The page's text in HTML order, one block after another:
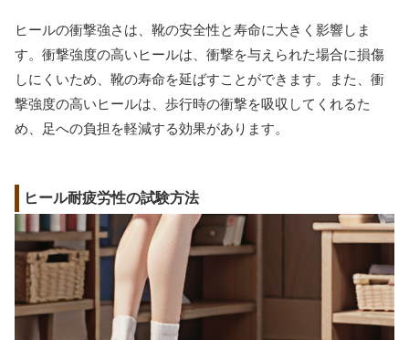
ヒールの衝撃強さは、靴の安全性と寿命に大きく影響しま
す。衝撃強度の高いヒールは、衝撃を与えられた場合に損傷
しにくいため、靴の寿命を延ばすことができます。また、衝
撃強度の高いヒールは、歩行時の衝撃を吸収してくれるた
め、足への負担を軽減する効果があります。
ヒール耐疲労性の試験方法